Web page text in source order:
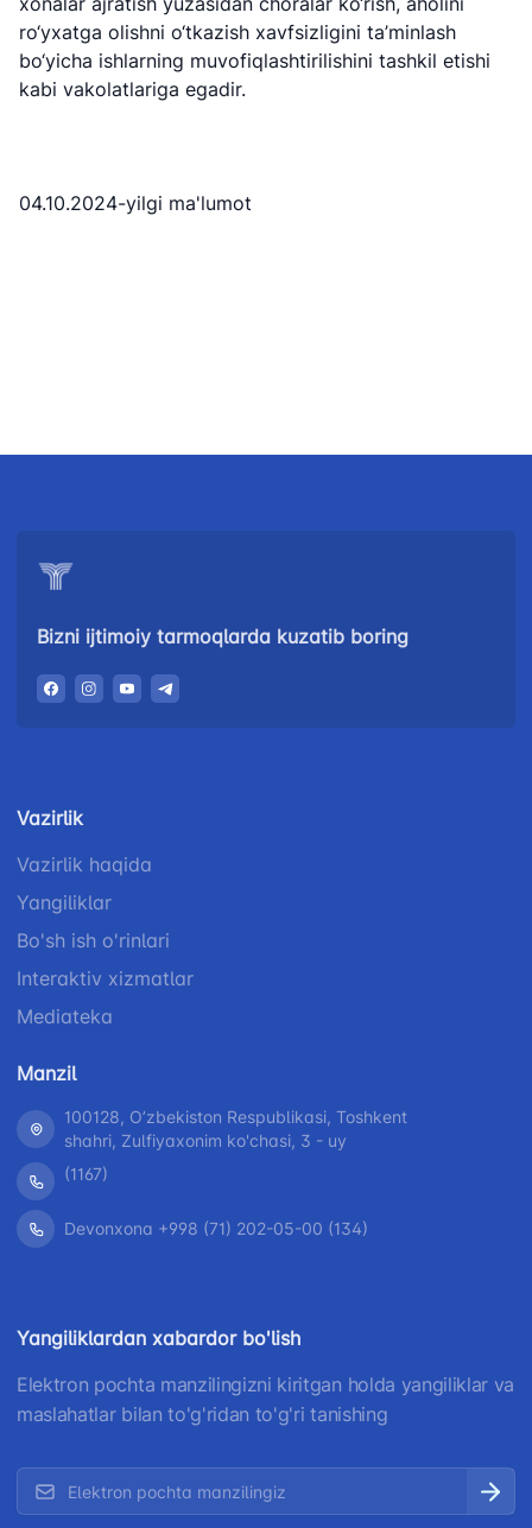
Ishonch telefon
raqami
+998 (78) 140-
Ishonch telefon
raqami
Ishonch telefon
raqami
"Toshshahartransxizmat"
"O'zavtovokzal
87-02
+998 (71) 207-
ro‘yxatga olishni o‘tkazish xavfsizligini ta’minlash
bo‘yicha ishlarning muvofiqlashtirilishini tashkil etishi
kabi vakolatlariga egadir.
04.10.2024-yilgi ma'lumot
Bizni ijtimoiy tarmoqlarda kuzatib boring
Vazirlik
Vazirlik haqida
Yangiliklar
Bo'sh ish o'rinlari
Interaktiv xizmatlar
Mediateka
Manzil
100128, Oʼzbekiston Respublikasi, Toshkent
shahri, Zulfiyaxonim ko'chasi, 3 - uy
(1167)
Devonxona +998 (71) 202-05-00 (134)
Yangiliklardan xabardor bo'lish
Elektron pochta manzilingizni kiritgan holda yangiliklar va
maslahatlar bilan to'g'ridan to'g'ri tanishing